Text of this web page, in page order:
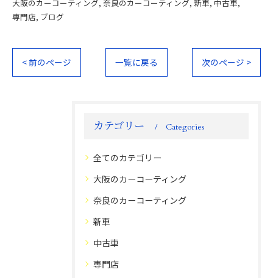
大阪のカーコーティング 奈良のカーコーティング 新車 中古車
専門店 ブログ
< 前のページ 一覧に戻る 次のページ >
カテゴリー Categories
全てのカテゴリー
大阪のカーコーティング
奈良のカーコーティング
新車
中古車
専門店